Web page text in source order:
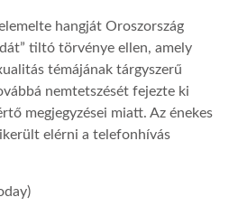
hangját Oroszország
tiltó törvénye ellen, amely
témájának tárgyszerű
nemtetszését fejezte ki
megjegyzései miatt. Az énekes
elérni a telefonhívás